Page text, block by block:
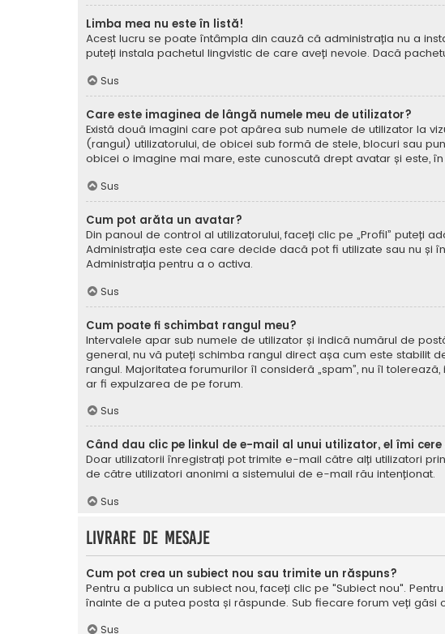
Limba mea nu este în listă!
Acest lucru se poate întâmpla din cauză că administrația nu a
puteți instala pachetul lingvistic de care aveți nevoie. Dacă
Sus
Care este imaginea de lângă numele meu de utilizator?
Există două imagini care pot apărea sub numele de utilizator la
(rangul) utilizatorului, de obicei sub formă de stele, blocuri sau
obicei o imagine mai mare, este cunoscută drept avatar și este,
Sus
Cum pot arăta un avatar?
Din panoul de control al utilizatorului, faceți clic pe „Profil” puteți
Administrația este cea care decide dacă pot fi utilizate sau nu și
Administrația pentru a o activa.
Sus
Cum poate fi schimbat rangul meu?
Intervalele apar sub numele de utilizator și indică numărul de
general, nu vă puteți schimba rangul direct așa cum este stabilit
rangul. Majoritatea forumurilor îl consideră „spam”, nu îl
ar fi expulzarea de pe forum.
Sus
Când dau clic pe linkul de e-mail al unui utilizator, el îmi
Doar utilizatorii înregistrați pot trimite e-mail către alți utilizatori
de către utilizatori anonimi a sistemului de e-mail rău intenționat.
Sus
Livrare de mesaje
Cum pot crea un subiect nou sau trimite un răspuns?
Pentru a publica un subiect nou, faceți clic pe "Subiect nou".
înainte de a putea posta și răspunde. Sub fiecare forum veți găsi
Sus